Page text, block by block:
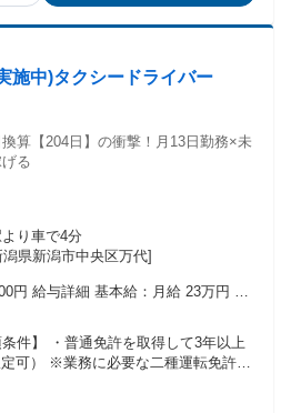
施中)タクシードライバー
算【204日】の衝撃！月13日勤務×未
る
り車で4分
県新潟市中央区万代]
円 給与詳細 基本給：月給 23万円 〜
当金額：なし 全員に一律で支払われ
給あ
件】 ・普通免許を取得して3年以上
可） ※業務に必要な二種運転免許は
バーの魅力！ 直近2年で入社された方